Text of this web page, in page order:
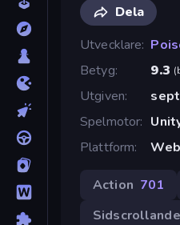
Dela
Utvecklare
Betyg
9.3 (
Utgiven
Spelmotor
Plattform
Action 701
Sidscrollande